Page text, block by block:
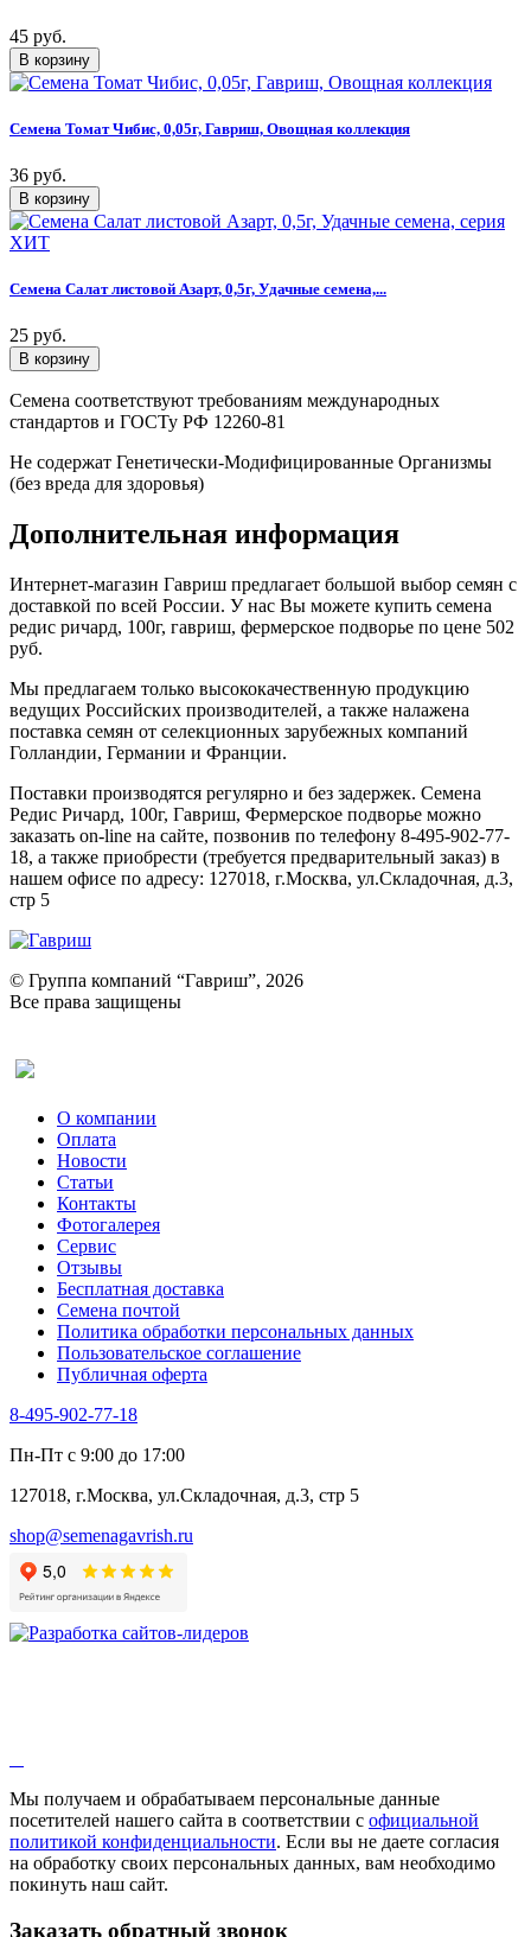
45 руб.
Семена Томат Чибис, 0,05г, Гавриш, Овощная коллекция
36 руб.
Семена Салат листовой Азарт, 0,5г, Удачные семена,...
25 руб.
Семена соответствуют требованиям международных
стандартов и ГОСТу РФ 12260-81
Не содержат Генетически-Модифицированные Организмы
(без вреда для здоровья)
Дополнительная информация
Интернет-магазин Гавриш предлагает большой выбор семян с
доставкой по всей России. У нас Вы можете купить семена
редис ричард, 100г, гавриш, фермерское подворье по цене 502
руб.
Мы предлагаем только высококачественную продукцию
ведущих Российских производителей, а также налажена
поставка семян от селекционных зарубежных компаний
Голландии, Германии и Франции.
Поставки производятся регулярно и без задержек. Семена
Редис Ричард, 100г, Гавриш, Фермерское подворье можно
заказать on-line на сайте, позвонив по телефону 8-495-902-77-
18, а также приобрести (требуется предварительный заказ) в
нашем офисе по адресу: 127018, г.Москва, ул.Складочная, д.3,
стр 5
© Группа компаний “Гавриш”, 2026
Все права защищены
О компании
Оплата
Новости
Статьи
Контакты
Фотогалерея​
Сервис
Отзывы
Бесплатная доставка
Семена почтой
Политика обработки персональных данных
Пользовательское соглашение
Публичная оферта
8-495-902-77-18
Пн-Пт с 9:00 до 17:00
127018, г.Москва, ул.Складочная, д.3, стр 5
shop@semenagavrish.ru
Мы получаем и обрабатываем персональные данные
посетителей нашего сайта в соответствии с официальной
политикой конфиденциальности. Если вы не даете согласия
на обработку своих персональных данных, вам необходимо
покинуть наш сайт.
Заказать обратный звонок